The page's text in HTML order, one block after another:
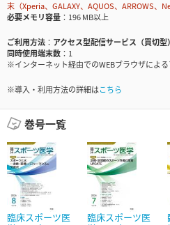
末（Xperia、GALAXY、AQUOS、ARROWS、
必要メモリ容量
196 MB以上
ご利用方法
アクセス型配信サービス（買切型）
同時使用端末数
1
※インターネット経由でのWEBブラウザによる
※導入・利用方法の詳細はこちら
巻号一覧
臨床スポーツ医
臨床スポーツ医